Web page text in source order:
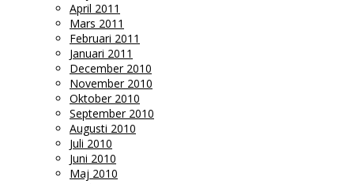
April 2011
Mars 2011
Februari 2011
Januari 2011
December 2010
November 2010
Oktober 2010
September 2010
Augusti 2010
Juli 2010
Juni 2010
Maj 2010